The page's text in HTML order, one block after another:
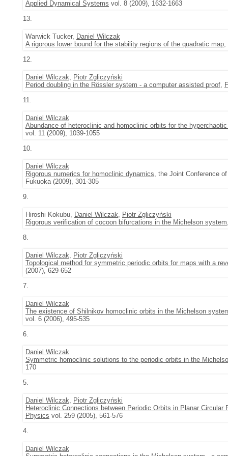
Applied Dynamical Systems vol. 8 (2009), 1632-1663
13.
Warwick Tucker, Daniel Wilczak
A rigorous lower bound for the stability regions of the quadratic map,
12.
Daniel Wilczak, Piotr Zgliczyński
Period doubling in the Rössler system - a computer assisted proof,
11.
Daniel Wilczak
Abundance of heteroclinic and homoclinic orbits for the
vol. 11 (2009), 1039-1055
10.
Daniel Wilczak
Rigorous numerics for homoclinic dynamics, the Joint Conference
Fukuoka (2009), 301-305
9.
Hiroshi Kokubu, Daniel Wilczak, Piotr Zgliczyński
Rigorous verification of cocoon bifurcations in the Michelson system
8.
Daniel Wilczak, Piotr Zgliczyński
Topological method for symmetric periodic orbits for maps with a
(2007), 629-652
7.
Daniel Wilczak
The existence of Shilnikov homoclinic orbits in the Michelson
vol. 6 (2006), 495-535
6.
Daniel Wilczak
Symmetric homoclinic solutions to the periodic orbits in the
170
5.
Daniel Wilczak, Piotr Zgliczyński
Heteroclinic Connections between Periodic Orbits in Planar
Physics vol. 259 (2005), 561-576
4.
Daniel Wilczak